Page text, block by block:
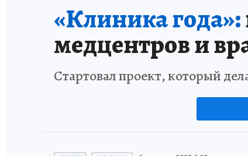
«Клиника года»:
медцентров и
Стартовал проект, который